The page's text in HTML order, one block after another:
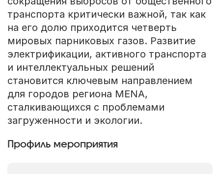
транспорта критически важной, так как
на его долю приходится четверть
мировых парниковых газов. Развитие
электрификации, активного транспорта
и интеллектуальных решений
становится ключевым направлением
для городов региона MENA,
сталкивающихся с проблемами
загруженности и экологии.
Профиль мероприятия